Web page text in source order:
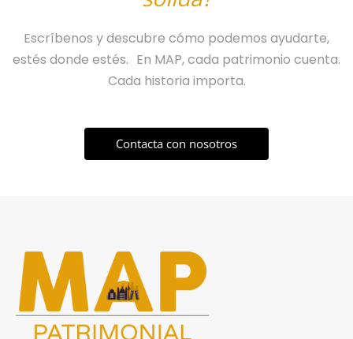
Escríbenos y descubre cómo podemos ayudarte,
estés donde estés. En MAP, cada patrimonio cuenta.
Cada historia importa.
Contacta con nosotros